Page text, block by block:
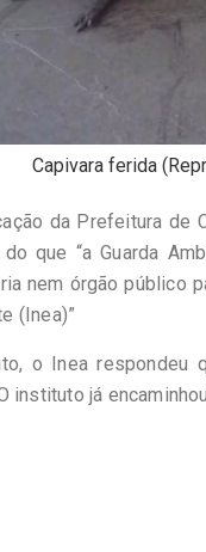
Capivara ferida
da Prefeitura de
do que “a Guarda
nem órgão público
(Inea)”
o Inea respondeu
instituto já